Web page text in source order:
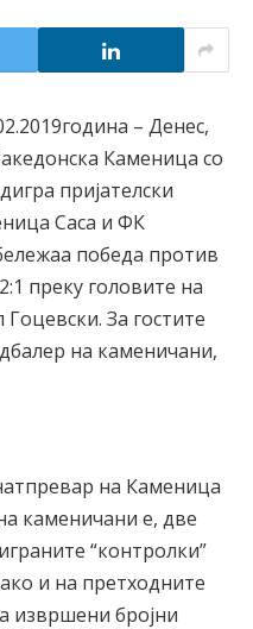
– Денес,
Каменица со
пријателски
Саса и ФК
победа против
преку головите на
За гостите
на каменичани,
на Каменица
каменичани е, две
“контролки”
и на претходните
извршени бројни